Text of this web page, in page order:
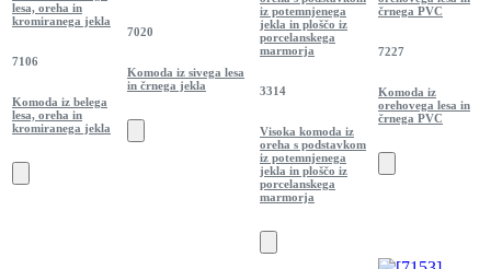
lesa, oreha in
kromiranega jekla
7106
Komoda iz belega
lesa, oreha in
kromiranega jekla
7020
Komoda iz sivega lesa
in črnega jekla
iz potemnjenega
jekla in ploščo iz
porcelanskega
marmorja
3314
Visoka komoda iz
oreha s podstavkom
iz potemnjenega
jekla in ploščo iz
porcelanskega
marmorja
črnega PVC
7227
Komoda iz
orehovega lesa in
črnega PVC